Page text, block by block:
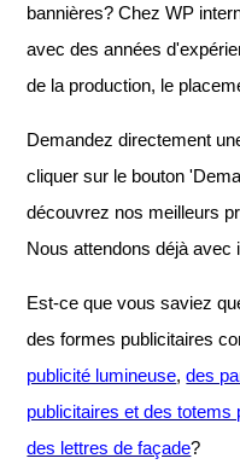
bannières? Chez WP
avec des années
de la production, le
Demandez directement
cliquer sur le bouton
découvrez nos meilleurs
Nous attendons déjà avec
Est-ce que vous saviez
des formes publicitaires
publicité lumineuse,des
publicitaires et des totems
des lettres de façade?